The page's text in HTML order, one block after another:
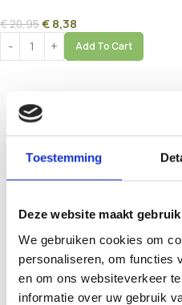
Toestemming
Deze website maakt
We gebruiken cookies om
personaliseren, om functies
en om ons websiteverkeer
informatie over uw gebruik
€20,95€8,38
Add To Cart